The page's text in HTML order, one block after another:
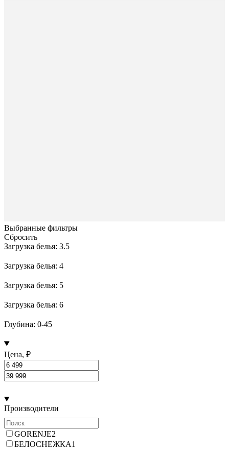
Выбранные фильтры
Сбросить
Загрузка белья: 3.5
Загрузка белья: 4
Загрузка белья: 5
Загрузка белья: 6
Глубина: 0-45
Цена, ₽
Производители
GORENJE2
БЕЛОСНЕЖКА1